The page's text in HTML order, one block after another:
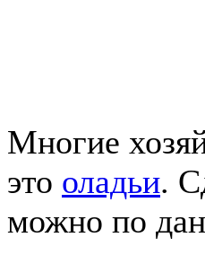
Многие
это оладьи.
можно по